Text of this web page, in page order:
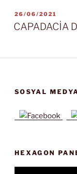
YAYIM
TARIHI
26/06/2021
CAPADACİA
SOSYAL
HEXAGON